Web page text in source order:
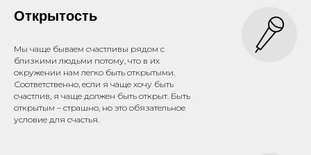
Открытость
Мы чаще бываем счастливы рядом с
близкими людьми потому, что в их
окружении нам легко быть открытыми.
Соответственно, если я чаще хочу быть
счастлив, я чаще должен быть открыт. Быть
открытым – страшно, но это обязательное
условие для счастья.